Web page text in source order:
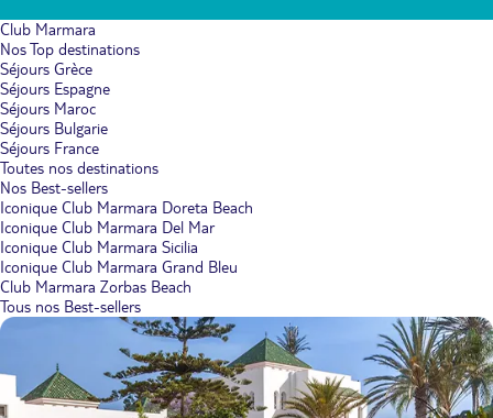
Club Marmara
Nos Top destinations
Séjours Grèce
Séjours Espagne
Séjours Maroc
Séjours Bulgarie
Séjours France
Toutes nos destinations
Nos Best-sellers
Iconique Club Marmara Doreta Beach
Iconique Club Marmara Del Mar
Iconique Club Marmara Sicilia
Iconique Club Marmara Grand Bleu
Club Marmara Zorbas Beach
Tous nos Best-sellers